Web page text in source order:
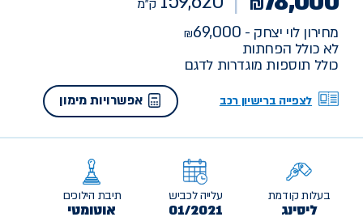
ק"מ
מחירון לוי יצחק - 69,000
לא כולל הפחתות
כולל תוספות מוגדרות לדגם
לצפייה ברישיון רכב אפשרויות מימון
בעלות קודמת
ליסינג
עלייה לכביש
01/2021
תיבת הילוכים
אוטומטי